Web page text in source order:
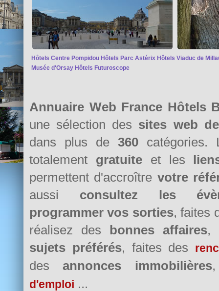
Hôtels Centre Pompidou Hôtels Parc Astérix Hôtels Viaduc de
Musée d'Orsay Hôtels Futuroscope
Annuaire Web France Hôtels
une sélection des sites web
dans plus de 360 catégories.
totalement gratuiteet les
permettent d'accroître votre
aussi consultez les
programmer vos sorties, faites
réalisez des
bonnes affaires,
sujets préférés, faites des
desannonces immobilières
d'emploi ...